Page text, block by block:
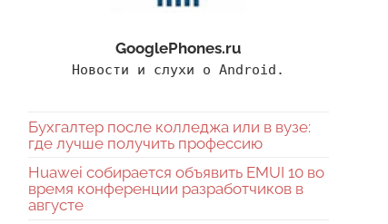
GooglePhones.ru
Новости и слухи о Android.
Бухгалтер после колледжа или в вузе:
где лучше получить профессию
Huawei собирается объявить EMUI 10 во
время конференции разработчиков в
августе